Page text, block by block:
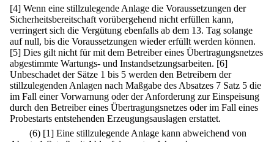
[4] Wenn eine stillzulegende Anlage die Voraussetzungen der
Sicherheitsbereitschaft vorübergehend nicht erfüllen kann,
verringert sich die Vergütung ebenfalls ab dem 13. Tag solange
auf null, bis die Voraussetzungen wieder erfüllt werden können.
[5] Dies gilt nicht für mit dem Betreiber eines Übertragungsnetzes
abgestimmte Wartungs- und Instandsetzungsarbeiten. [6]
Unbeschadet der Sätze 1 bis 5 werden den Betreibern der
stillzulegenden Anlagen nach Maßgabe des Absatzes 7 Satz 5 die
im Fall einer Vorwarnung oder der Anforderung zur Einspeisung
durch den Betreiber eines Übertragungsnetzes oder im Fall eines
Probestarts entstehenden Erzeugungsauslagen erstattet.
(6) [1] Eine stillzulegende Anlage kann abweichend von